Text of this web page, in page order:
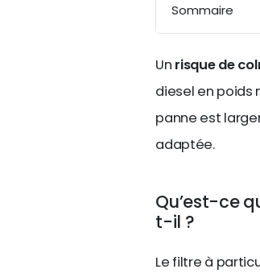
Sommaire
Un risque de
diesel en poids
panne est
adaptée.
Qu’est-ce
t-il ?
Le filtre à